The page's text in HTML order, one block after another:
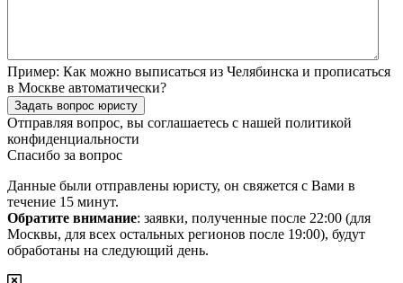
Пример: Как можно выписаться из Челябинска и прописаться
в Москве автоматически?
Задать вопрос юристу
Отправляя вопрос, вы соглашаетесь с нашей политикой
конфиденциальности
Спасибо за вопрос
Данные были отправлены юристу, он свяжется с Вами в
течение 15 минут.
Обратите внимание: заявки, полученные после 22:00 (для
Москвы, для всех остальных регионов после 19:00), будут
обработаны на следующий день.